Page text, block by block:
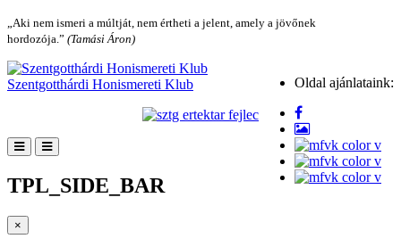
„Aki nem ismeri a múltját, nem értheti a jelent, amely a jövőnek
hordozója.” (Tamási Áron)
Oldal ajánlataink:
Szentgotthárdi Honismereti Klub
TPL_SIDE_BAR
×